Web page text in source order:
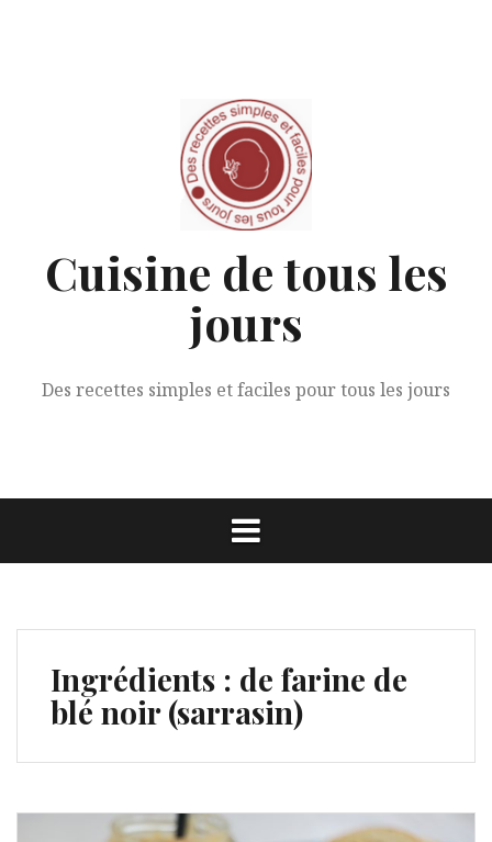
Cuisine de tous les
jours
Des recettes simples et faciles pour tous les jours
Ingrédients : de farine de
blé noir (sarrasin)